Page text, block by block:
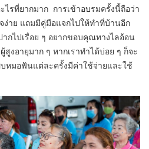
ไรที่ยากมาก การเข้าอบรมครั้งนี้ถือว่า
ง่าย แถมมีคู่มือแจกไปให้ทำที่บ้านอีก
กไปเรื่อย ๆ อยากขอบคุณทางไลอ้อน
งอายุมาก ๆ หากเราทำได้บ่อย ๆ ก็จะ
หมอฟันแต่ละครั้งมีค่าใช้จ่ายและใช้